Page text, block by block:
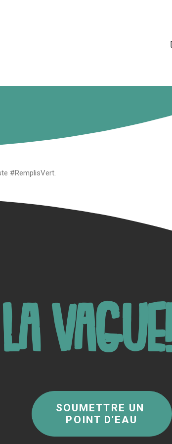
#RemplisVert.
vague!
SOUMETTRE UN
POINT D'EAU